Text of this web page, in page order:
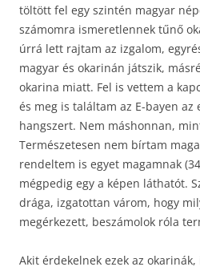
töltött fel egy szintén magyar
számomra ismeretlennek tűnő
úrrá lett rajtam az izgalom,
magyar és okarinán játszik,
okarina miatt. Fel is vettem a
és meg is találtam az E-bayen az
hangszert. Nem máshonnan,
Természetesen nem bírtam
rendeltem is egyet magamnak
mégpedig egy a képen láthatót.
drága, izgatottan várom, hogy
megérkezett, beszámolok róla
Akit érdekelnek ezek az